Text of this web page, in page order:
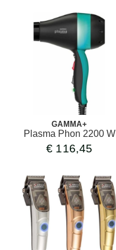
GAMMA+
Plasma Phon 2200 W
€ 116,45